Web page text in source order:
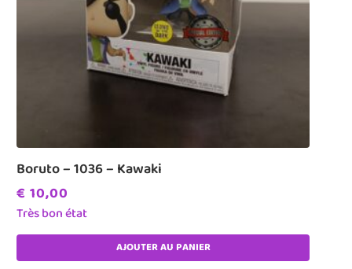
Boruto – 1036 – Kawaki
€ 10,00
Très bon état
AJOUTER AU PANIER